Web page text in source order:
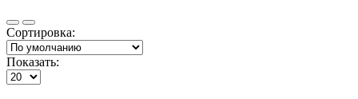
Сортировка:
Показать: